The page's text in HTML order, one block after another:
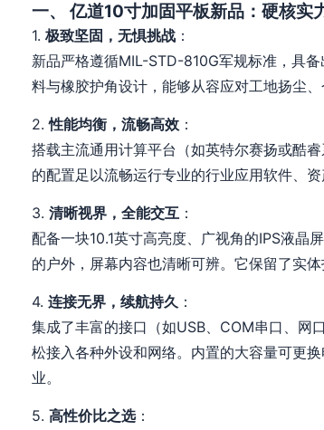
一、 亿道10寸加固平板新品：硬核实
1. 极致坚固，无惧挑战 ：
新品严格遵循MIL-STD-810G军规标准，具
料与橡胶护角设计，能够从容应对工地扬尘
2.性能均衡，流畅高效 ：
搭载主流通用计算平台（如英特尔赛扬或酷
的配置足以流畅运行专业的行业应用软件、
3. 清晰视界，全能交互 ：
配备一块10.1英寸高亮度、广视角的IPS液晶
的户外，屏幕内容也清晰可辨。它保留了实
4. 连接无界，续航持久 ：
集成了丰富的接口（如USB、COM串口、
松接入各种外设和网络。内置的大容量可更
业。
5. 高性价比之选：